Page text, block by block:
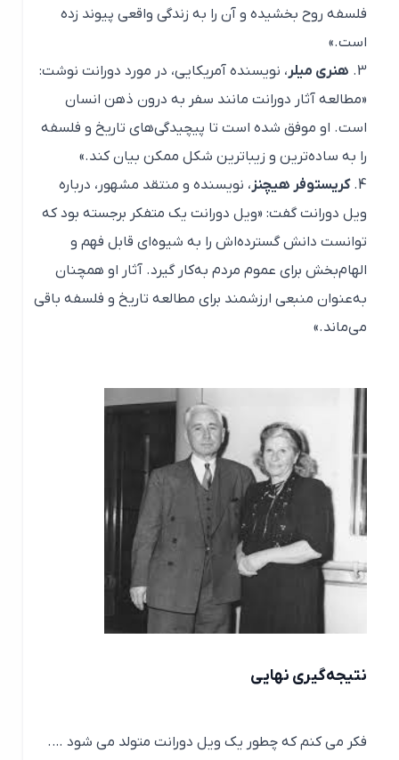
فلسفه روح بخشیده و آن را به زندگی واقعی پیوند زده
است.»
هنری میلر ، نویسنده آمریکایی، در مورد دورانت نوشت:
«مطالعه آثار دورانت مانند سفر به درون ذهن انسان
است. او موفق شده است تا پیچیدگی‌های تاریخ و فلسفه
را به ساده‌ترین و زیباترین شکل ممکن بیان کند.»
کریستوفر هیچنز، نویسنده و منتقد مشهور، درباره
ویل دورانت گفت: «ویل دورانت یک متفکر برجسته بود که
توانست دانش گسترده‌اش را به شیوه‌ای قابل فهم و
الهام‌بخش برای عموم مردم به‌کار گیرد. آثار او همچنان
به‌عنوان منبعی ارزشمند برای مطالعه تاریخ و فلسفه باقی
می‌ماند.»
نتیجه‌گیری نهایی
فکر می کنم که چطور یک ویل دورانت متولد می شود ….